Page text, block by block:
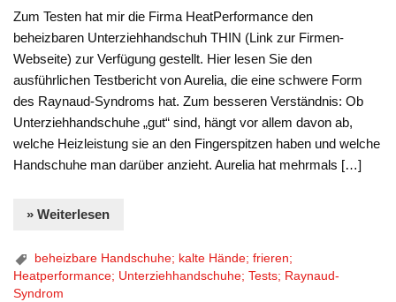
Zum Testen hat mir die Firma HeatPerformance den
beheizbaren Unterziehhandschuh THIN (Link zur Firmen-
Webseite) zur Verfügung gestellt. Hier lesen Sie den
ausführlichen Testbericht von Aurelia, die eine schwere Form
des Raynaud-Syndroms hat. Zum besseren Verständnis: Ob
Unterziehhandschuhe „gut“ sind, hängt vor allem davon ab,
welche Heizleistung sie an den Fingerspitzen haben und welche
Handschuhe man darüber anzieht. Aurelia hat mehrmals […]
» Weiterlesen
beheizbare Handschuhe; kalte Hände; frieren;
Heatperformance; Unterziehhandschuhe; Tests; Raynaud-
Syndrom